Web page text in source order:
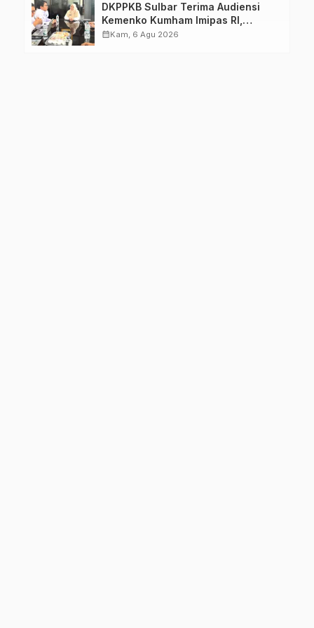
DKPPKB Sulbar Terima Audiensi
Kemenko Kumham Imipas RI,
Perkuat Pelayanan Kesehatan bagi
calendar_monthKam, 6 Agu 2026